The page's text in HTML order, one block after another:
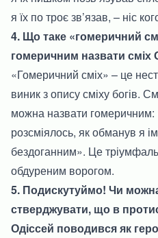
я їх по троє зв’язав, – ніс
4. Що таке «гомеричний
гомеричним назвати
«Гомеричний сміх» – це
виник з опису сміху богів.
можна назвати
розсміялось, як обманув я
бездоганним». Це
обдуреним ворогом.
5. Подискутуймо! Чи
стверджувати, що в
Одіссей поводився як